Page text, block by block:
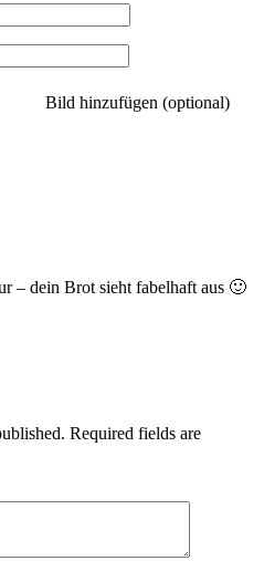
Bild hinzufügen (optional)
– dein Brot sieht fabelhaft aus 🙂
Required fields are